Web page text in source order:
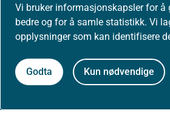
Vi bruker informasjonskapsler for å
bedre og for å samle statistikk. Vi
opplysninger som kan identifisere
Godta Kun nødvendige
Nyheter
Arrangementer
Høringer